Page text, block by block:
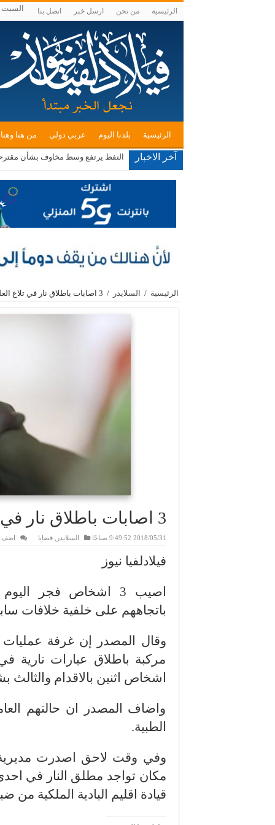
الرئيسية من نحن ارسل خبر اتصل بنا السبت ,
الرئيسية بلدنا اليوم عربي دولي من هنا
آخر الاخبار النفط يرتفع وسط مخاوف بشأن
ندوة بعنوان “المفرق .. عروس البادية
الرئيسية / السلايدر / 3 اصابات باطلاق نار في تلاع العلي .. وضبط الجاني
3 اصابات باطلاق نار في تلاع العلي .. وضبط الجاني
2018/05/31 9:49:52 صباحًا السلايدر ,قضايا اضف
فيلادلفيا نيوز
اصيب 3 اشخاص فجر
باتجاههم على خلفية خلافات
وقال المصدر إن غرفة
مركبة باطلاق عيارات نارية
اشخاص اثنين بالاقدام والثالث
واضاف المصدر ان حالتهم
الطبية.
وفي وقت لاحق اصدرت مديرية
مكان تواجد مطلق النار في
قيادة اقليم البادية الملكية